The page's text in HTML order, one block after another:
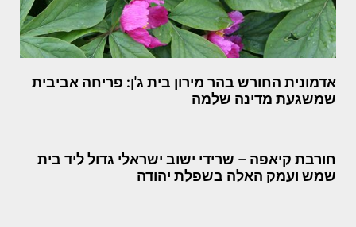
אדמונית החורש בהר מירון בית ג'ן: פריחה אביבית
שמשגעת מדינה שלמה
חורבת קיאפה – שרידי ישוב ישראלי גדול ליד בית
שמש ועמק האלה בשפלת יהודה